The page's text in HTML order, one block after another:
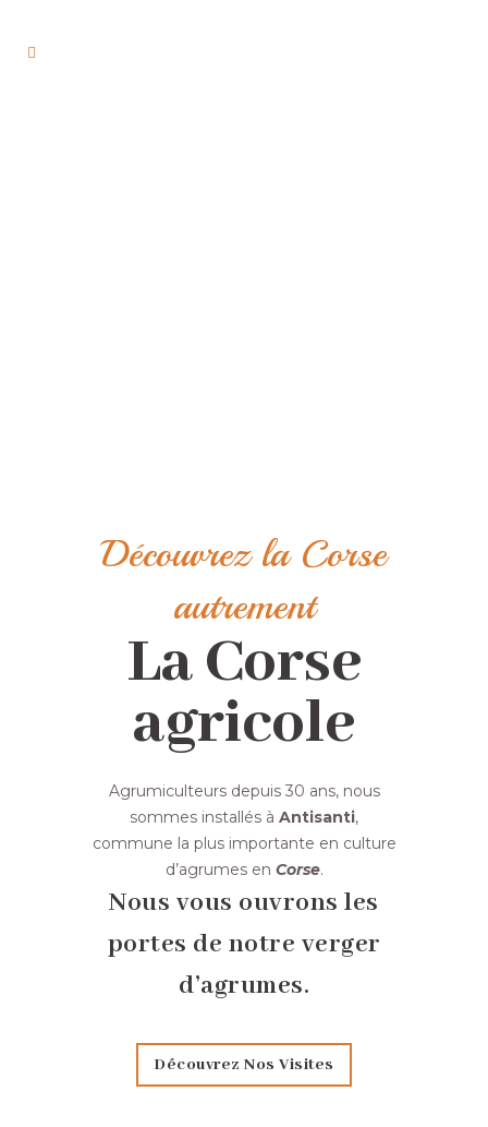
Découvrez la Corse
autrement
La Corse
agricole
Agrumiculteurs depuis 30 ans, nous
sommes installés à Antisanti,
commune la plus importante en culture
d’agrumes en Corse.
Nous vous ouvrons les
portes de notre verger
d’agrumes.
Découvrez Nos Visites